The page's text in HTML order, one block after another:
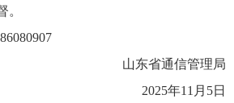
。
山东省通信管理局
2025年11月5日